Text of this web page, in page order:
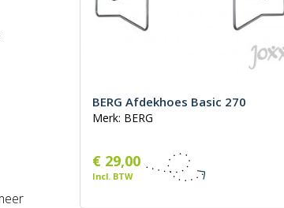
BERG Afdekhoes Basic 270
Merk: BERG
€ 29,00
Incl. BTW